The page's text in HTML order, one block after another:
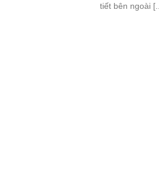
tiết bên ngoài